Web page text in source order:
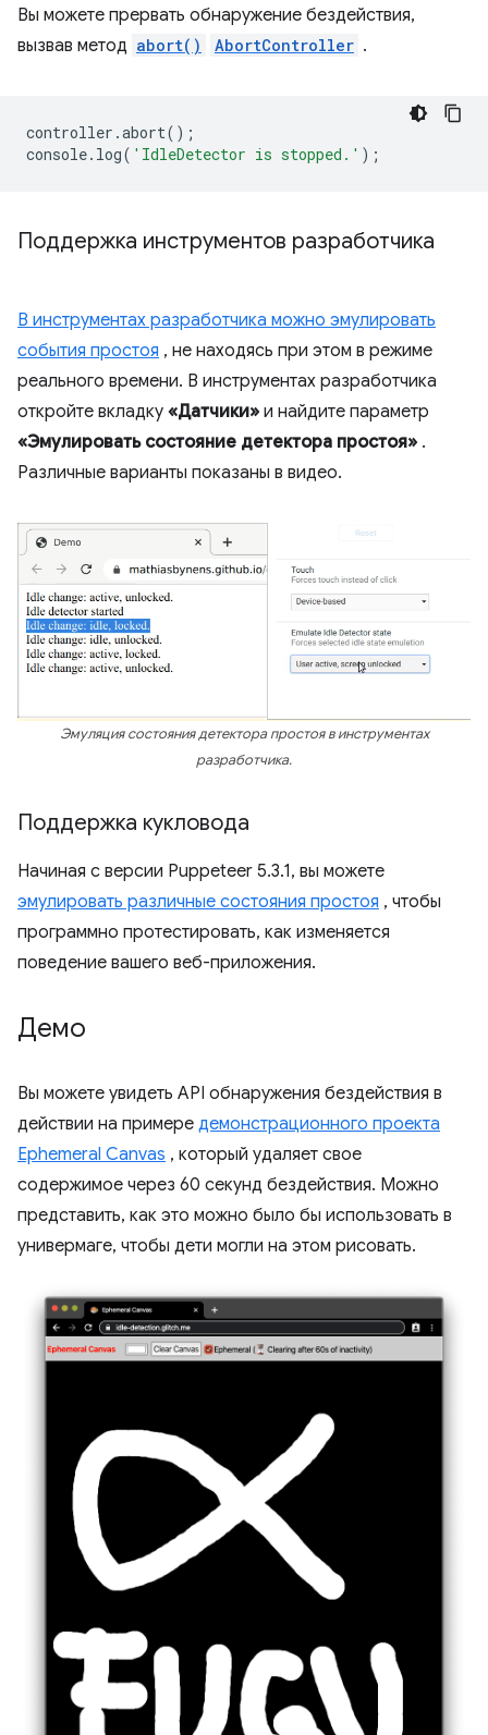
Вы можете прервать обнаружение бездействия,
вызвав метод abort() AbortController .
controller .abort();
console. log( 'IdleDetector is stopped.' );
Поддержка инструментов разработчика
В инструментах разработчика можно эмулировать
события простоя , не находясь при этом в режиме
реального времени. В инструментах разработчика
откройте вкладку «Датчики» и найдите параметр
«Эмулировать состояние детектора простоя» .
Различные варианты показаны в видео.
Эмуляция состояния детектора простоя в инструментах
разработчика.
Поддержка кукловода
Начиная с версии Puppeteer 5.3.1, вы можете
эмулировать различные состояния простоя , чтобы
программно протестировать, как изменяется
поведение вашего веб-приложения.
Демо
Вы можете увидеть API обнаружения бездействия в
действии на примере демонстрационного проекта
Ephemeral Canvas , который удаляет свое
содержимое через 60 секунд бездействия. Можно
представить, как это можно было бы использовать в
универмаге, чтобы дети могли на этом рисовать.